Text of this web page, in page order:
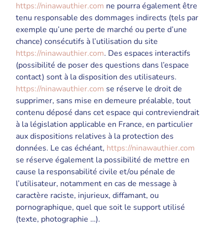
https://ninawauthier.com ne pourra également être
tenu responsable des dommages indirects (tels par
exemple qu’une perte de marché ou perte d’une
chance) consécutifs à l’utilisation du site
https://ninawauthier.com. Des espaces interactifs
(possibilité de poser des questions dans l’espace
contact) sont à la disposition des utilisateurs.
https://ninawauthier.com se réserve le droit de
supprimer, sans mise en demeure préalable, tout
contenu déposé dans cet espace qui contreviendrait
à la législation applicable en France, en particulier
aux dispositions relatives à la protection des
données. Le cas échéant, https://ninawauthier.com
se réserve également la possibilité de mettre en
cause la responsabilité civile et/ou pénale de
l’utilisateur, notamment en cas de message à
caractère raciste, injurieux, diffamant, ou
pornographique, quel que soit le support utilisé
(texte, photographie …).